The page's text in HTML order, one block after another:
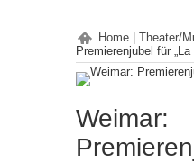
Home Theater/
Premierenjubel für „La
Weimar: